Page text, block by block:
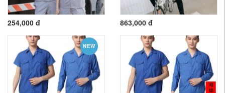
254,000 đ 863,000 đ
NEW